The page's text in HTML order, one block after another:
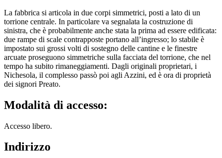
La fabbrica si articola in due corpi simmetrici, posti a lato di un
torrione centrale. In particolare va segnalata la costruzione di
sinistra, che è probabilmente anche stata la prima ad essere edificata:
due rampe di scale contrapposte portano all’ingresso; lo stabile è
impostato sui grossi volti di sostegno delle cantine e le finestre
arcuate proseguono simmetriche sulla facciata del torrione, che nel
tempo ha subito rimaneggiamenti. Dagli originali proprietari, i
Nichesola, il complesso passò poi agli Azzini, ed è ora di proprietà
dei signori Preato.
Modalità di accesso:
Accesso libero.
Indirizzo